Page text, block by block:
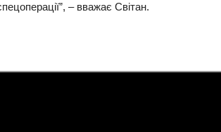
– вважає Світан.